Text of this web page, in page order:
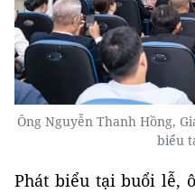
Ông Nguyễn Thanh Hồng,
biểu
Phát biểu tại buổi lễ,